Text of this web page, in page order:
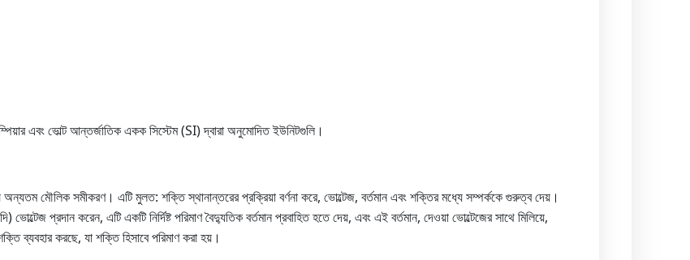
এবং ভোল্ট আন্তর্জাতিক একক সিস্টেম (SI) দ্বারা অনুমোদিত ইউনিটগুলি।
অন্যতম মৌলিক সমীকরণ। এটি মুলত: শক্তি স্থানান্তরের প্রক্রিয়া বর্ণনা করে, ভোল্টেজ, বর্তমান এবং শক্তির মধ্যে সম্পর্ককে গুরুত্ব দেয়।
প্রদান করেন, এটি একটি নির্দিষ্ট পরিমাণ বৈদ্যুতিক বর্তমান প্রবাহিত হতে দেয়, এবং এই বর্তমান, দেওয়া ভোল্টেজের সাথে মিলিয়ে,
ব্যবহার করছে, যা শক্তি হিসাবে পরিমাণ করা হয়।